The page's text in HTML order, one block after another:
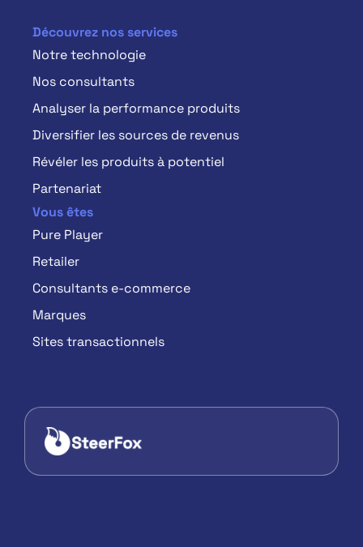
Découvrez nos services
Notre technologie
Nos consultants
Analyser la performance produits
Diversifier les sources de revenus
Révéler les produits à potentiel
Partenariat
Vous êtes
Pure Player
Retailer
Consultants e-commerce
Marques
Sites transactionnels